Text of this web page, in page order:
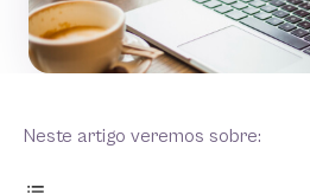
Neste artigo veremos sobre: